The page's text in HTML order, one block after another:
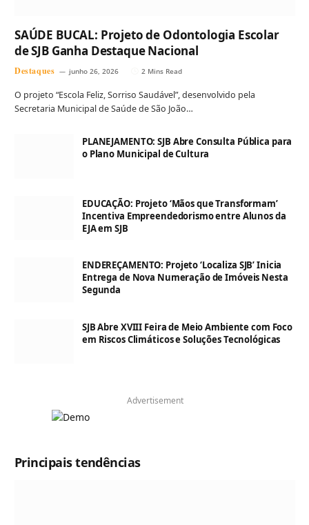
SAÚDE BUCAL: Projeto de Odontologia Escolar
de SJB Ganha Destaque Nacional
Destaques junho 26, 2026 2 Mins Read
O projeto “Escola Feliz, Sorriso Saudável”, desenvolvido pela
Secretaria Municipal de Saúde de São João…
PLANEJAMENTO: SJB Abre Consulta Pública para
o Plano Municipal de Cultura
EDUCAÇÃO: Projeto ‘Mãos que Transformam’
Incentiva Empreendedorismo entre Alunos da
EJA em SJB
ENDEREÇAMENTO: Projeto ‘Localiza SJB’ Inicia
Entrega de Nova Numeração de Imóveis Nesta
Segunda
SJB Abre XVIII Feira de Meio Ambiente com Foco
em Riscos Climáticos e Soluções Tecnológicas
Advertisement
Principais tendências